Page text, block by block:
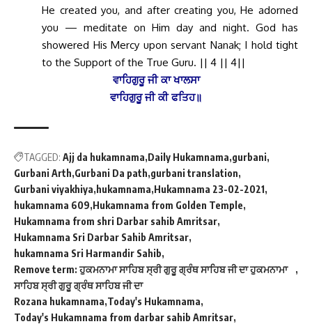
He created you, and after creating you, He adorned
you — meditate on Him day and night. God has
showered His Mercy upon servant Nanak; I hold tight
to the Support of the True Guru. || 4 || 4||
ਵਾਹਿਗੁਰੂ ਜੀ ਕਾ ਖਾਲਸਾ
ਵਾਹਿਗੁਰੂ ਜੀ ਕੀ ਫਤਿਹ॥
TAGGED: Ajj da hukamnama Daily Hukamnama gurbani
Gurbani Arth Gurbani Da path gurbani translation
Gurbani viyakhiya hukamnama Hukamnama 23-02-2021
hukamnama 609 Hukamnama from Golden Temple
Hukamnama from shri Darbar sahib Amritsar
Hukamnama Sri Darbar Sahib Amritsar
hukamnama Sri Harmandir Sahib
Remove term: ਹੁਕਮਨਾਮਾ ਸਾਹਿਬ ਸ੍ਰੀ ਗੁਰੂ ਗ੍ਰੰਥ ਸਾਹਿਬ ਜੀ ਦਾ ਹੁਕਮਨਾਮਾ
ਸਾਹਿਬ ਸ੍ਰੀ ਗੁਰੂ ਗ੍ਰੰਥ ਸਾਹਿਬ ਜੀ ਦਾ
Rozana hukamnama Today's Hukamnama
Today's Hukamnama from darbar sahib Amritsar